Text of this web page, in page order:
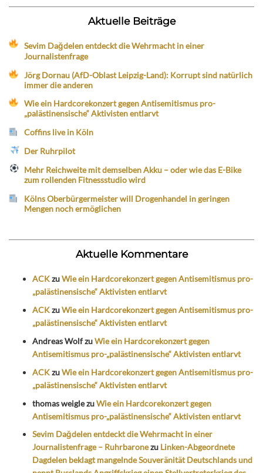
Aktuelle Beiträge
Sevim Dağdelen entdeckt die Wehrmacht in einer
Journalistenfrage
Jörg Dornau (AfD-Oblast Leipzig-Land): Korrupt sind natürlich
immer die anderen
Wie ein Hardcorekonzert gegen Antisemitismus pro-
„palästinensische“ Aktivisten entlarvt
Coffins live in Köln
Der Ruhrpilot
Mehr Reichweite mit demselben Akku – oder wie das E-Bike
zum rollenden Fitnessstudio wird
Kölns Oberbürgermeister will Drogenhandel in geringen
Mengen noch ermöglichen
Aktuelle Kommentare
ACKzuWie ein Hardcorekonzert gegen Antisemitismus pro-
„palästinensische“ Aktivisten entlarvt
ACKzuWie ein Hardcorekonzert gegen Antisemitismus pro-
„palästinensische“ Aktivisten entlarvt
Andreas WolfzuWie ein Hardcorekonzert gegen
Antisemitismus pro-„palästinensische“ Aktivisten entlarvt
ACKzuWie ein Hardcorekonzert gegen Antisemitismus pro-
„palästinensische“ Aktivisten entlarvt
thomas weiglezuWie ein Hardcorekonzert gegen
Antisemitismus pro-„palästinensische“ Aktivisten entlarvt
Sevim Dağdelen entdeckt die Wehrmacht in einer
Journalistenfrage – Ruhrbaronezu Linken-Abgeordnete
Dagdelen beklagt mangelnde Souveränität Deutschlands und